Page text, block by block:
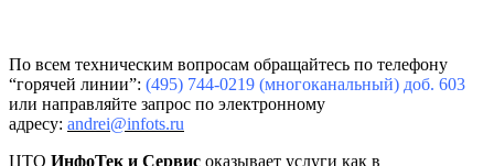
По всем техническим вопросам обращайтесь по телефону
“горячей линии”: (495) 744-0219 (многоканальный) доб. 603
или направляйте запрос по электронному
адресу: andrei@infots.ru
ЦТО ИнфоТек и Сервис оказывает услуги как в